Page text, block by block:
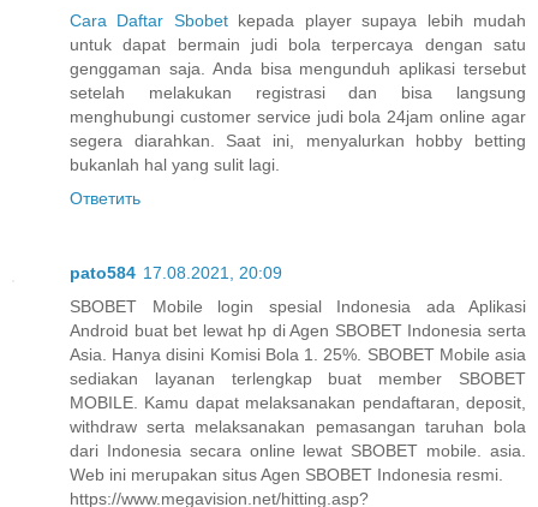
Cara Daftar Sbobetkepada player supaya lebih mudah
untuk dapat bermain judi bola terpercaya dengan satu
genggaman saja. Anda bisa mengunduh aplikasi tersebut
setelah melakukan registrasi dan bisa langsung
menghubungi customer service judi bola 24jam online agar
segera diarahkan. Saat ini, menyalurkan hobby betting
bukanlah hal yang sulit lagi.
Ответить
pato584 17.08.2021, 20:09
SBOBET Mobile login spesial Indonesia ada Aplikasi
Android buat bet lewat hp di Agen SBOBET Indonesia serta
Asia. Hanya disini Komisi Bola 1. 25%. SBOBET Mobile asia
sediakan layanan terlengkap buat member SBOBET
MOBILE. Kamu dapat melaksanakan pendaftaran, deposit,
withdraw serta melaksanakan pemasangan taruhan bola
dari Indonesia secara online lewat SBOBET mobile. asia.
Web ini merupakan situs Agen SBOBET Indonesia resmi.
https://www.megavision.net/hitting.asp?